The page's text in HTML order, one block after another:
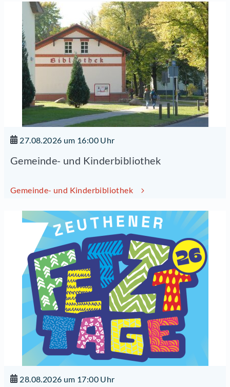
27.08.2026 um 16:00 Uhr
Gemeinde- und Kinderbibliothek
Gemeinde- und Kinderbibliothek
28.08.2026 um 17:00 Uhr